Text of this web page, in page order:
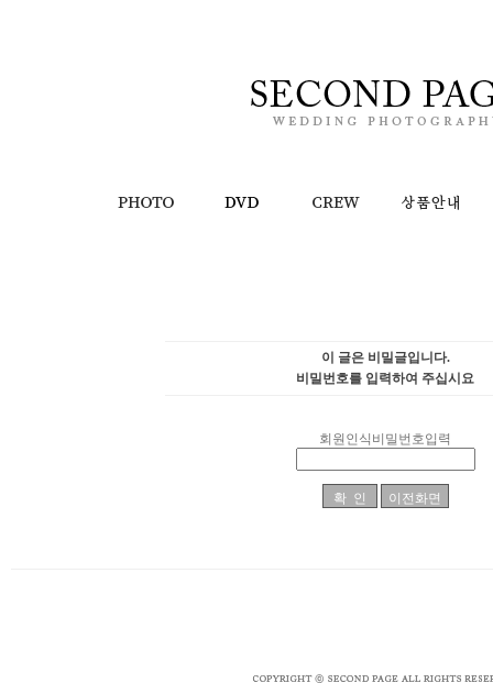
이 글은 비밀글입니다.
비밀번호를 입력하여 주십시요
회원인식비밀번호입력